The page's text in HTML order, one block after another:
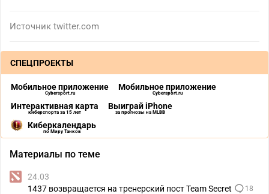
Источник twitter.com
СПЕЦПРОЕКТЫ
Мобильное приложение
Cybersport.ru
Мобильное приложение
Cybersport.ru
Интерактивная карта
киберспорта за 15 лет
Выиграй iPhone
за прогнозы на MLBB
Киберкалендарь
по Миру Танков
Материалы по теме
24.03
1437 возвращается на тренерский пост Team Secret
18